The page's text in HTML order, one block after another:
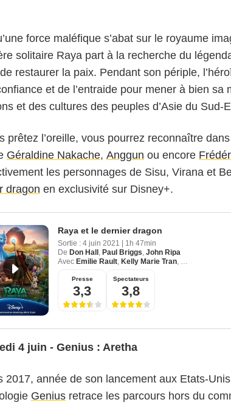
force maléfique s’abat sur le royaume
solitaire Raya part à la recherche du
restaurer la paix. Pendant son périple,
et de l’entraide pour mener à bien sa
et des cultures des peuples d’Asie du Sud-
prêtez l’oreille, vous pourrez reconnaître
Géraldine Nakache, Anggun ou encore
les personnages de Sisu, Virana et
dragon en exclusivité sur Disney+.
Raya et le dernier dragon
Sortie : 4 juin 2021
1h 47min
De Don Hall , Paul Briggs, John Ripa
Avec Emilie Rault, Kelly Marie Tran, Géraldine
Presse
3,3
Spectateurs
3,8
4 juin - Genius : Aretha
2017, année de son lancement aux Etats-
Genius retrace les parcours hors du